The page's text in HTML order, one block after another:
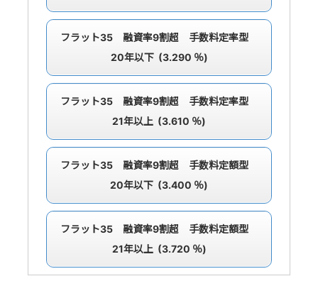
フラット35 融資率9割超 手数料定率型
20年以下 (3.290 ％)
フラット35 融資率9割超 手数料定率型
21年以上 (3.610 ％)
フラット35 融資率9割超 手数料定額型
20年以下 (3.400 ％)
フラット35 融資率9割超 手数料定額型
21年以上 (3.720 ％)